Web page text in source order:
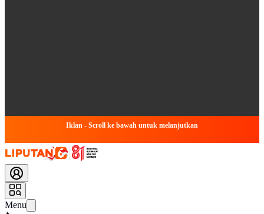
Iklan - Scroll ke bawah untuk melanjutkan
Menu